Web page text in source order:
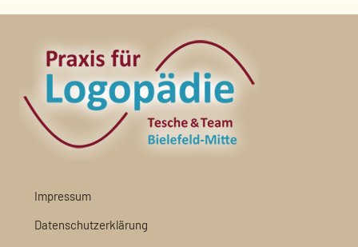
Impressum
Datenschutzerklärung